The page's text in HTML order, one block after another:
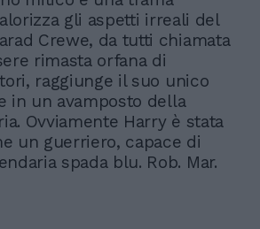
gli aspetti irreali del
Crewe, da tutti chiamata
rimasta orfana di
raggiunge il suo unico
in un avamposto della
Ovviamente Harry è stata
un guerriero, capace di
spada blu. Rob. Mar.